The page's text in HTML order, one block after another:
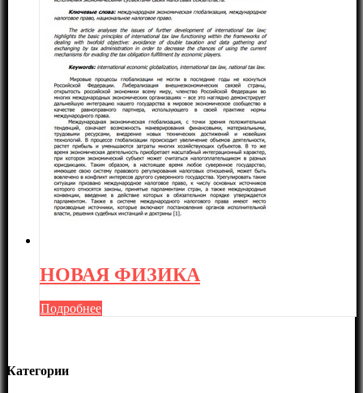
НОВАЯ ФИЗИКА
Подробнее
Категории